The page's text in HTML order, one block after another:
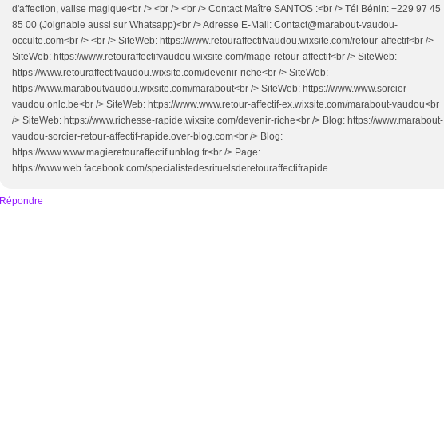
d'affection, valise magique<br /> <br /> <br /> Contact Maître SANTOS :<br /> Tél Bénin: +229 97 45
85 00 (Joignable aussi sur Whatsapp)<br /> Adresse E-Mail: Contact@marabout-vaudou-
occulte.com<br /> <br /> SiteWeb: https://www.retouraffectifvaudou.wixsite.com/retour-affectif<br />
SiteWeb: https://www.retouraffectifvaudou.wixsite.com/mage-retour-affectif<br /> SiteWeb:
https://www.retouraffectifvaudou.wixsite.com/devenir-riche<br /> SiteWeb:
https://www.maraboutvaudou.wixsite.com/marabout<br /> SiteWeb: https://www.www.sorcier-
vaudou.onlc.be<br /> SiteWeb: https://www.www.retour-affectif-ex.wixsite.com/marabout-vaudou<br
/> SiteWeb: https://www.richesse-rapide.wixsite.com/devenir-riche<br /> Blog: https://www.marabout-
vaudou-sorcier-retour-affectif-rapide.over-blog.com<br /> Blog:
https://www.www.magieretouraffectif.unblog.fr<br /> Page:
https://www.web.facebook.com/specialistedesrituelsderetouraffectifrapide
Répondre